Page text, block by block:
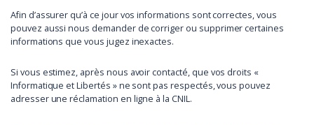
Afin d’assurer qu’à ce jour vos informations sont correctes, vous
pouvez aussi nous demander de corriger ou supprimer certaines
informations que vous jugez inexactes.
Si vous estimez, après nous avoir contacté, que vos droits «
Informatique et Libertés » ne sont pas respectés, vous pouvez
adresser une réclamation en ligne à la CNIL.